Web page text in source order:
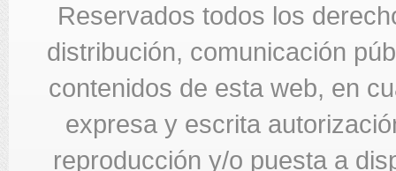
Reservados todos los
distribución, comunicación
contenidos de esta web, en
expresa y escrita
reproducción y/o puesta a